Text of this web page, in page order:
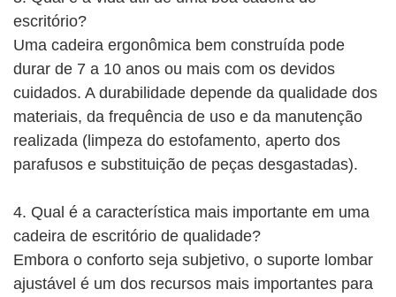
escritório?
Uma cadeira ergonômica bem construída pode
durar de 7 a 10 anos ou mais com os devidos
cuidados. A durabilidade depende da qualidade dos
materiais, da frequência de uso e da manutenção
realizada (limpeza do estofamento, aperto dos
parafusos e substituição de peças desgastadas).
4. Qual é a característica mais importante em uma
cadeira de escritório de qualidade?
Embora o conforto seja subjetivo, o suporte lombar
ajustável é um dos recursos mais importantes para